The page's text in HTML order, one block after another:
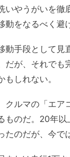
いやうがいを
をなるべく避
動手段として
だが、それで
しれない。
クルマの「エ
ものだ。20年
たのだが、今で